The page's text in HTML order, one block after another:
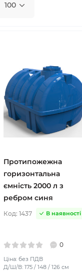
100
Протипожежна
горизонтальна
ємність 2000 л з
ребром синя
Код: 1437 В наявності
0
Ціна: без ПДВ
Д/Ш/В: 175 / 148 / 126 см